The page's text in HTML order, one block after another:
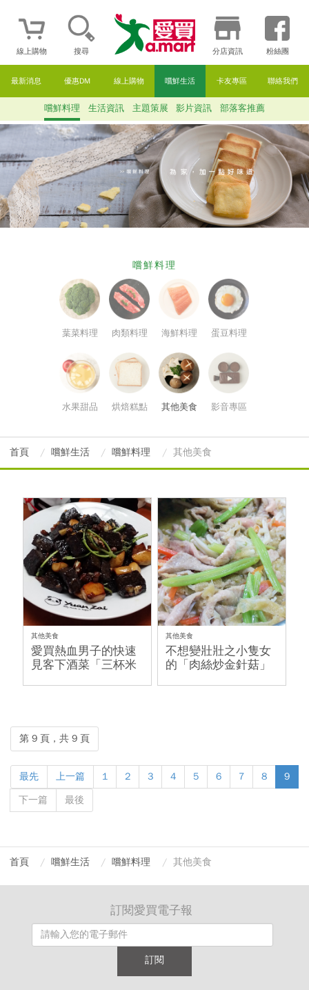
線上購物 搜尋 分店資訊 粉絲團
最新消息 優惠DM 線上購物 嚐鮮生活 卡友專區 聯絡我們
嚐鮮料理 生活資訊 主題策展 影片資訊 部落客推薦
嚐鮮料理
葉菜料理 肉類料理 海鮮料理 蛋豆料理
水果甜品 烘焙糕點 其他美食 影音專區
首頁 嚐鮮生活 嚐鮮料理 其他美食
其他美食
愛買熱血男子的快速
見客下酒菜「三杯米
其他美食
不想變壯壯之小隻女
的「肉絲炒金針菇」
第 9 頁，共 9 頁
最先 上一篇 1 2 3 4 5 6 7 8
9
下一篇
最後
首頁 嚐鮮生活 嚐鮮料理 其他美食
訂閱愛買電子報
訂閱